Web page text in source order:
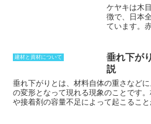
は5種類になるが、他の樹種は輸入量が
以上の3つが主流である。樹種グルー
II（エスニ）と略語で呼ばれる。
ケヤキは木
徴で、日本
ています。
ですが、柱
作材、家具
ね、太鼓の
いられてお
キを用いる
長期間にわ
建材と資材について
垂れ下が
説
垂れ下がりとは、材料自体の重さなど
の変形となって現れる現象のことです
や接着剤の容量不足によって起こるこ